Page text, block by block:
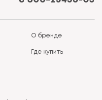
О бренде
Где купить